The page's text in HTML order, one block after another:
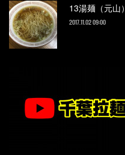
13湯麺（元山）
2017.11.02 09:00